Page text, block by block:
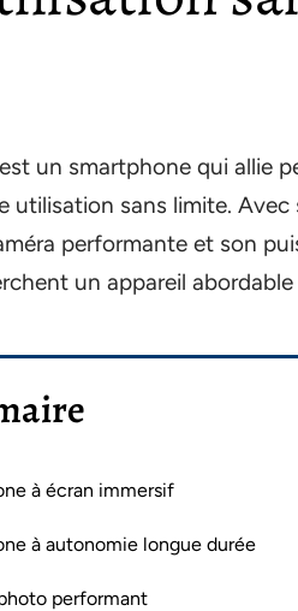
un smartphone qui allie
utilisation sans limite.
performante et son
un appareil
à écran immersif
à autonomie longue durée
performant